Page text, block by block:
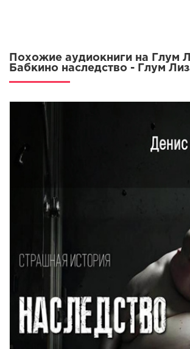
Похожие аудиокниги на Глум
Бабкино наследство - Глум